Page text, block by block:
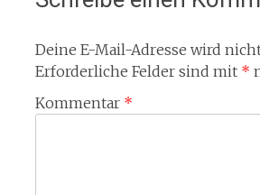
Deine E-Mail-Adresse wird
Erforderliche Felder sind mit *
Kommentar *